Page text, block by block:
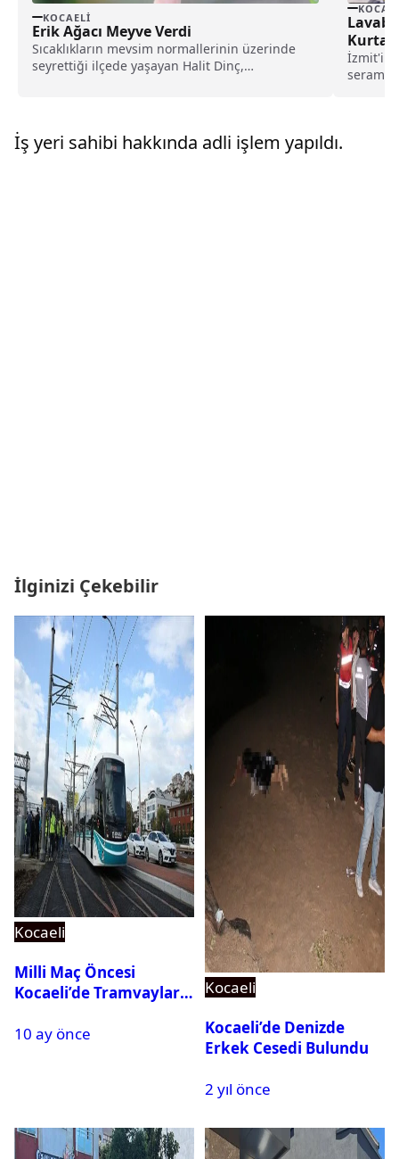
KOCAELI
Erik Ağacı Meyve Verdi
Sıcaklıkların mevsim normallerinin üzerinde
seyrettiği ilçede yaşayan Halit Dinç,
İzmit'in
seramik
İş yeri sahibi hakkında adli işlem yapıldı.
İlginizi Çekebilir
Kocaeli
Milli Maç Öncesi
Kocaeli’de Tramvaylar
10 ay önce
Kocaeli
Kocaeli’de Denizde
Erkek Cesedi Bulundu
2 yıl önce